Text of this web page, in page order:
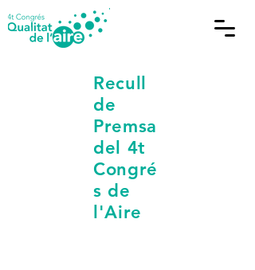
Recull
de
Premsa
del 4t
Congré
s de
l'Aire